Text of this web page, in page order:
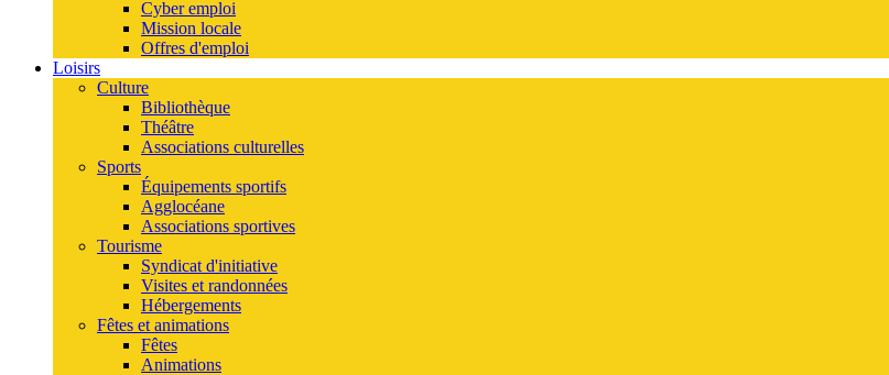
Cyber emploi
Mission locale
Offres d'emploi
Loisirs
Culture
Bibliothèque
Théâtre
Associations culturelles
Sports
Équipements sportifs
Agglocéane
Associations sportives
Tourisme
Syndicat d'initiative
Visites et randonnées
Hébergements
Fêtes et animations
Fêtes
Animations